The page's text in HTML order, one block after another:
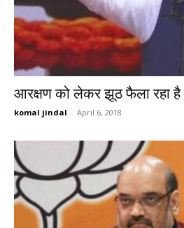
आरक्षण को लेकर झूठ फैला रहा है
komal jindal - April 6, 2018